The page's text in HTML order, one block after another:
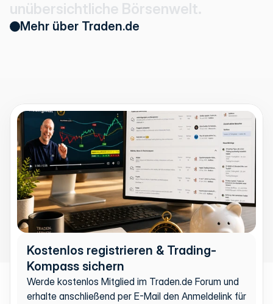
unübersichtliche Börsenwelt.
Mehr über Traden.de
Kostenlos registrieren & Trading-
Kompass sichern
Werde kostenlos Mitglied im Traden.de Forum und
erhalte anschließend per E-Mail den Anmeldelink für